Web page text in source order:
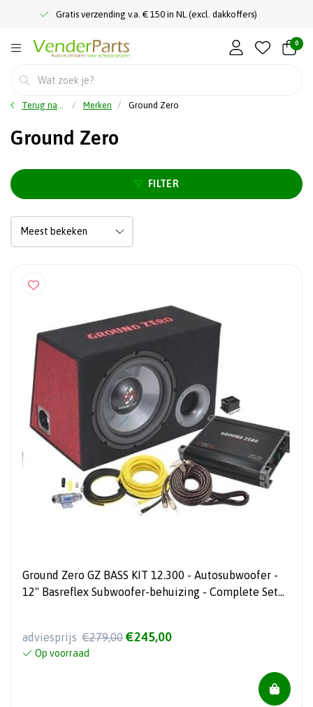
Gratis verzending v.a. € 150 in NL (excl. dakkoffers)
0
Terug naar home Merken Ground Zero
Ground Zero
FILTER
Ground Zero GZ BASS KIT 12.300 - Autosubwoofer -
12" Basreflex Subwoofer-behuizing - Complete Set
adviesprijs €279,00 €245,00
Op voorraad